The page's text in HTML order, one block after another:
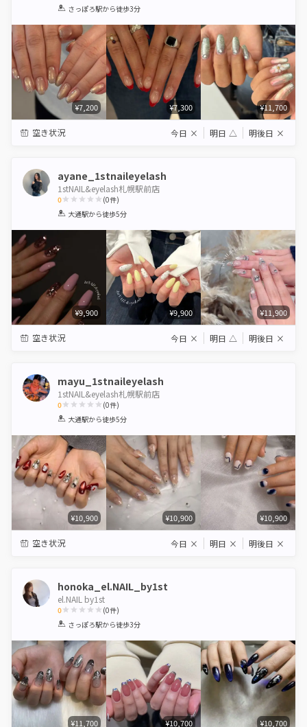
1 2 3 4 5
さっぽろ駅から徒歩3分
¥7,200 ¥7,300 ¥11,700
空き状況 今日 × 明日 △ 明後日 ×
ayane_1stnaileyelash
1stNAIL&eyelash札幌駅前店
0
1 2 3 4 5
(0件)
大通駅から徒歩5分
¥9,900 ¥9,900 ¥11,900
空き状況 今日 × 明日 △ 明後日 ×
mayu_1stnaileyelash
1stNAIL&eyelash札幌駅前店
0
1 2 3 4 5
(0件)
大通駅から徒歩5分
¥10,900 ¥10,900 ¥10,900
空き状況 今日 × 明日 × 明後日 ×
honoka_el.NAIL_by1st
el.NAIL by1st
0
1 2 3 4 5
(0件)
さっぽろ駅から徒歩3分
¥11,700 ¥10,700 ¥10,700